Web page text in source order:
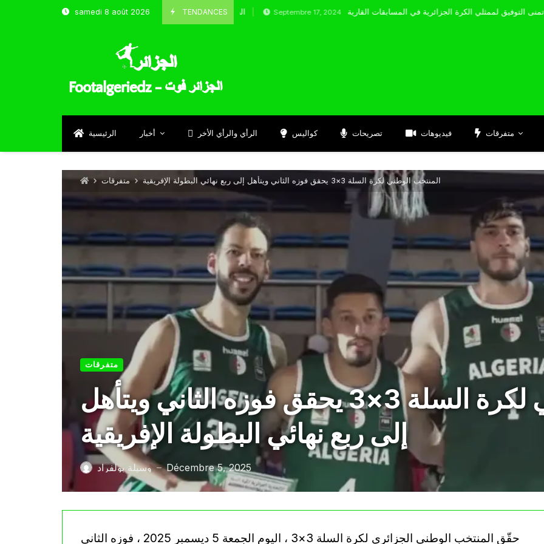
samedi 8 août 2026 TENDANCESالحارس بوحلفاية يتحدث عن طموحاته مع المنتخب و شباب Septembre 17, 2024
الرئيسية أخبار الرأي والرأي الأخر كواليس تصريحات فيديوهات متفرقات
متفرقات المنتخب الوطني لكرة السلة 3×3 يحقق فوزه الثاني ويتأهل إلى ربع نهائي البطولة الإفريقية
متفرقات
المنتخب الوطني لكرة السلة 3×3 يحقق فوزه الثاني ويتأهل
إلى ربع نهائي البطولة الإفريقية
وسيلة بولفراد — Décembre 5, 2025
حقّق المنتخب الوطني الجزائري لكرة السلة 3×3 ، اليوم الجمعة 5 ديسمبر 2025 ، فوزه الثاني